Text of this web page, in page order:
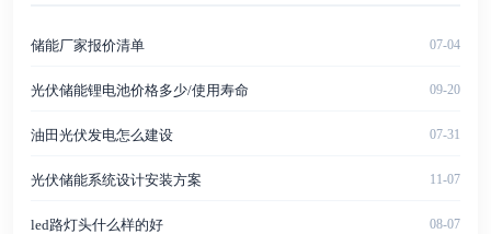
储能厂家报价清单 07-04
光伏储能锂电池价格多少/使用寿命 09-20
油田光伏发电怎么建设 07-31
光伏储能系统设计安装方案 11-07
led路灯头什么样的好 08-07